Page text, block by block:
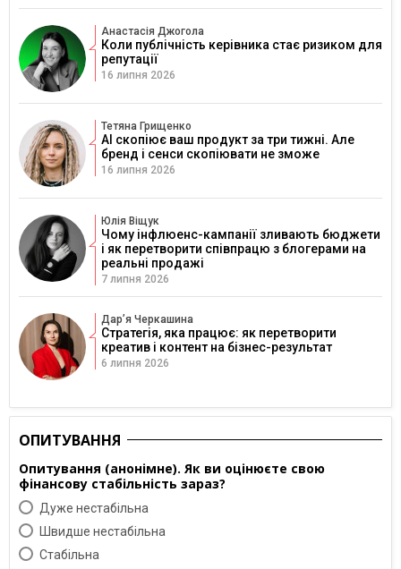
Анастасія Джогола
Коли публічність керівника стає ризиком для
репутації
16 липня 2026
Тетяна Грищенко
AI скопіює ваш продукт за три тижні. Але
бренд і сенси скопіювати не зможе
16 липня 2026
Юлія Віщук
Чому інфлюенс-кампанії зливають бюджети
і як перетворити співпрацю з блогерами на
реальні продажі
7 липня 2026
Дарʼя Черкашина
Стратегія, яка працює: як перетворити
креатив і контент на бізнес-результат
6 липня 2026
ОПИТУВАННЯ
Опитування (анонімне). Як ви оцінюєте свою
фінансову стабільність зараз?
Дуже нестабільна
Швидше нестабільна
Cтабільна